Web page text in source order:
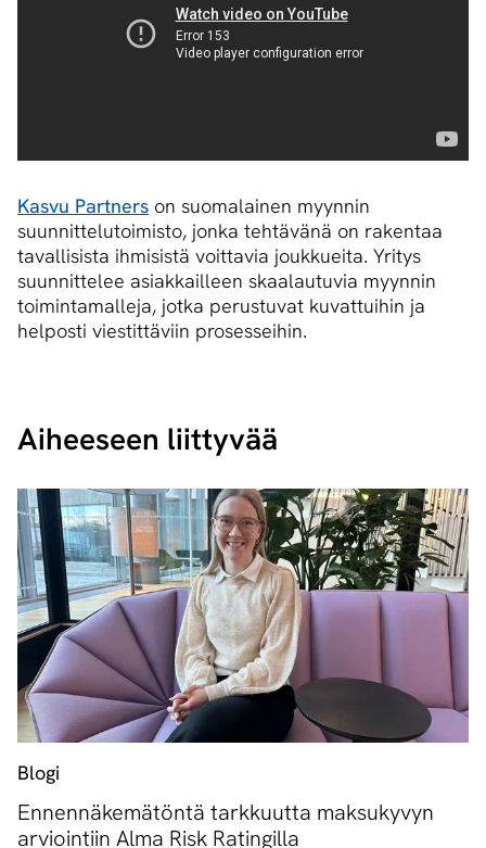
Kasvu Partners on suomalainen myynnin
suunnittelutoimisto, jonka tehtävänä on rakentaa
tavallisista ihmisistä voittavia joukkueita. Yritys
suunnittelee asiakkailleen skaalautuvia myynnin
toimintamalleja, jotka perustuvat kuvattuihin ja
helposti viestittäviin prosesseihin.
Aiheeseen liittyvää
Blogi
Ennennäkemätöntä tarkkuutta maksukyvyn
arviointiin Alma Risk Ratingilla